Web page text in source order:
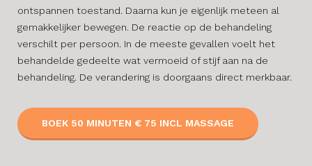
ontspannen toestand. Daarna kun je eigenlijk meteen al
gemakkelijker bewegen. De reactie op de behandeling
verschilt per persoon. In de meeste gevallen voelt het
behandelde gedeelte wat vermoeid of stijf aan na de
behandeling. De verandering is doorgaans direct merkbaar.
BOEK 50 MINUTEN € 75 INCL MASSAGE